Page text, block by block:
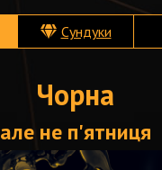
Сундуки
Чорна
але не п'ятниця